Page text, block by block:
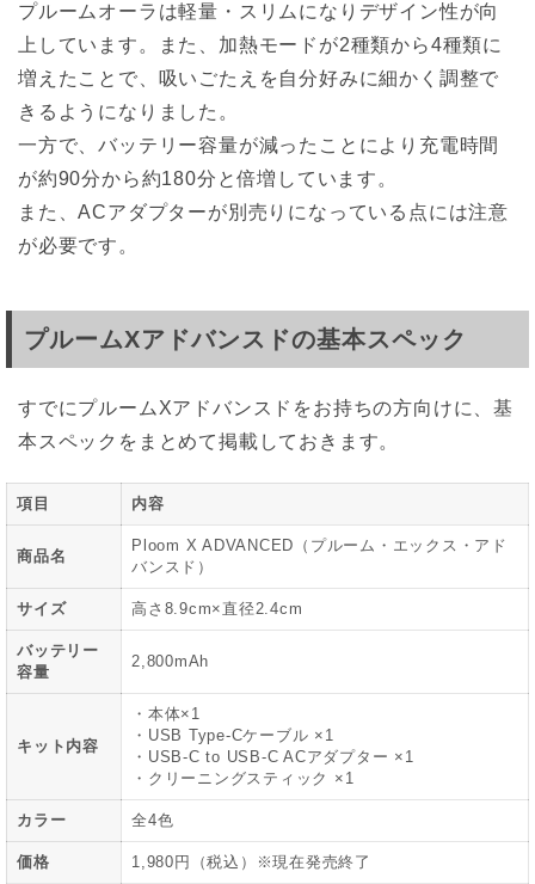
プルームオーラは軽量・スリムになりデザイン性が向
上しています。また、加熱モードが2種類から4種類に
増えたことで、吸いごたえを自分好みに細かく調整で
きるようになりました。
一方で、バッテリー容量が減ったことにより充電時間
が約90分から約180分と倍増しています。
また、ACアダプターが別売りになっている点には注意
が必要です。
プルームXアドバンスドの基本スペック
すでにプルームXアドバンスドをお持ちの方向けに、基
本スペックをまとめて掲載しておきます。
項目 内容
商品名
Ploom X ADVANCED（プルーム・エックス・アド
バンスド）
サイズ 高さ8.9cm×直径2.4cm
バッテリー
容量
2,800mAh
キット内容
・本体×1
・USB Type-Cケーブル ×1
・USB-C to USB-C ACアダプター ×1
・クリーニングスティック ×1
カラー 全4色
価格 1,980円（税込）※現在発売終了